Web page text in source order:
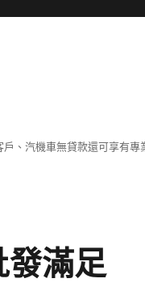
、汽機車無貸款還可享有專
發滿足